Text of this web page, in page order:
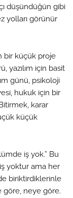
düşündüğün gibi
yolları görünür
bir küçük proje
yazılım için basit
günü, psikoloji
hukuk için bir
karar
küçük
iş yok.” Bu
yoktur ama her
biriktirdiklerinle
göre, neye göre.